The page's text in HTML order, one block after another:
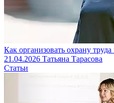
Как организовать охрану
21.04.2026 Татьяна Тарасова
Статьи